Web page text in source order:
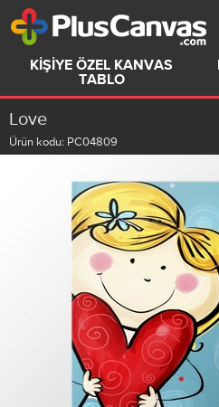
KIŞIYE ÖZEL KANVAS
TABLO
Love
Ürün kodu: PC04809